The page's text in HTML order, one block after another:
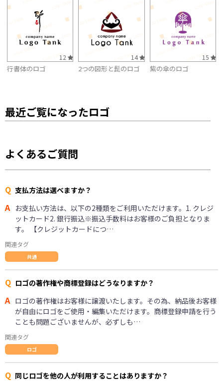
12
行書体のロゴ
14
2つの図形と髭のロゴ
15
紫の傘のロゴ
最近ご覧になったロゴ
よくあるご質問
Q 支払方法は選べますか？
A お支払い方法は、以下の2種類をご利用いただけます。1. クレジ
ットカード2. 銀行振込※振込手数料はお客様のご負担となりま
す。 【クレジットカードにつ…
関連タグ
共通
Q ロゴの著作権や商標登録はどうなりますか？
A ロゴの著作権はお客様に譲渡いたします。その為、納品後お客様
が自由にロゴをご使用・編集いただけます。商標登録申請を行う
ことも問題ございませんが、必ずしも…
関連タグ
ロゴ
Q 同じロゴを他の人が利用することはありますか？